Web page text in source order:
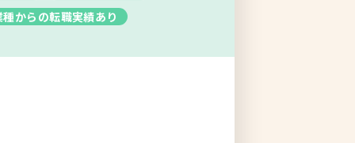
ログイン
種からの転職実績あり